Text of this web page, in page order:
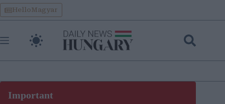
Skip
to
content
HelloMagyar